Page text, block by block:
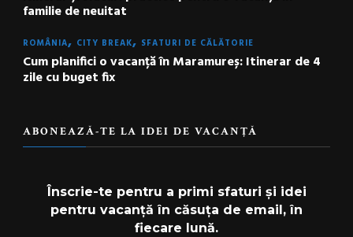
familie de neuitat
ROMÂNIA CITY BREAK SFATURI DE CĂLĂTORIE
Cum planifici o vacanță în Maramureș: Itinerar de 4
zile cu buget fix
ABONEAZĂ-TE LA IDEI DE VACANȚĂ
Înscrie-te pentru a primi sfaturi și idei
pentru vacanță în căsuța de email, în
fiecare lună.